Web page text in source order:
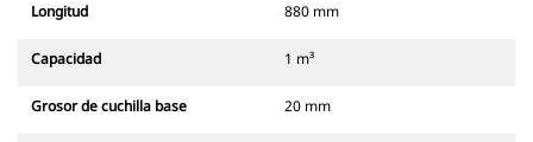
Longitud 880 mm
Capacidad 1 m³
Grosor de cuchilla base 20 mm